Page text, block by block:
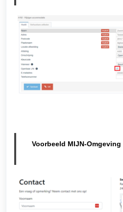
Voorbeeld MIJN-Omgeving